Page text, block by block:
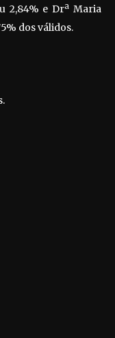
2,84% e Drª Maria
dos válidos.